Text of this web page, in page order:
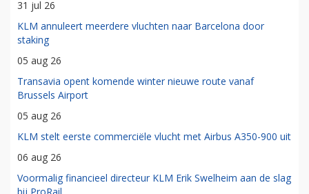
31 jul 26
KLM annuleert meerdere vluchten naar Barcelona door
staking
05 aug 26
Transavia opent komende winter nieuwe route vanaf
Brussels Airport
05 aug 26
KLM stelt eerste commerciële vlucht met Airbus A350-900 uit
06 aug 26
Voormalig financieel directeur KLM Erik Swelheim aan de slag